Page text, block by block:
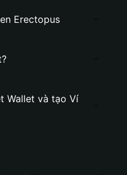
Erectopus
Wallet và tạo Ví